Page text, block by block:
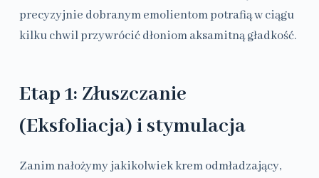
precyzyjnie dobranym emolientom potrafią w ciągu
kilku chwil przywrócić dłoniom aksamitną gładkość.
Etap 1: Złuszczanie
(Eksfoliacja) i stymulacja
Zanim nałożymy jakikolwiek krem odmładzający,